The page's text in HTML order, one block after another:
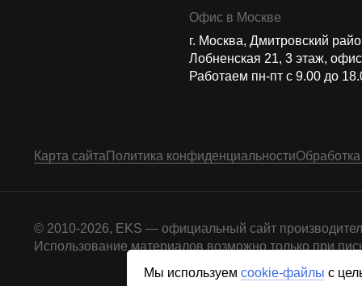
Офис в Москве
г. Москва, Дмитровский
Лобненская 21​, 3 этаж,
Работаем пн-пт c 9.00 до
Карта сайта Политика конфиденциальности
© 2010-2026, EKS — официальный сайт
Использование материалов возможно только при
Мы используем cookie-файлы с